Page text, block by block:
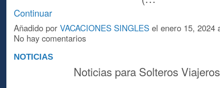
Continuar
Añadido por VACACIONES SINGLESel enero 15, 2024
No hay comentarios
NOTICIAS
Noticias para Solteros